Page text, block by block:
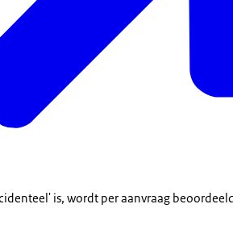
is, wordt per aanvraag